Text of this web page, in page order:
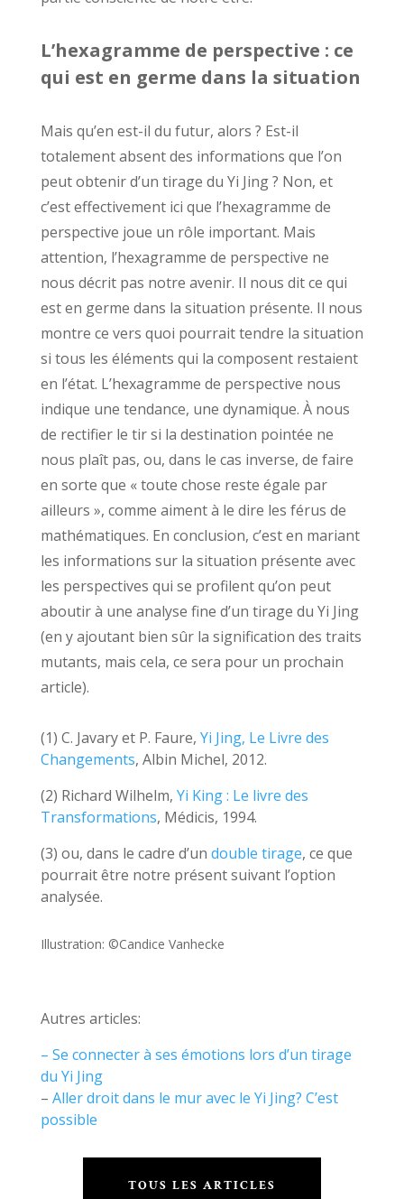
L’hexagramme de perspective : ce
qui est en germe dans la situation
Mais qu’en est-il du futur, alors ? Est-il
totalement absent des informations que l’on
peut obtenir d’un tirage du Yi Jing ? Non, et
c’est effectivement ici que l’hexagramme de
perspective joue un rôle important. Mais
attention, l’hexagramme de perspective ne
nous décrit pas notre avenir. Il nous dit ce qui
est en germe dans la situation présente. Il nous
montre ce vers quoi pourrait tendre la situation
si tous les éléments qui la composent restaient
en l’état. L’hexagramme de perspective nous
indique une tendance, une dynamique. À nous
de rectifier le tir si la destination pointée ne
nous plaît pas, ou, dans le cas inverse, de faire
en sorte que « toute chose reste égale par
ailleurs », comme aiment à le dire les férus de
mathématiques. En conclusion, c’est en mariant
les informations sur la situation présente avec
les perspectives qui se profilent qu’on peut
aboutir à une analyse fine d’un tirage du Yi Jing
(en y ajoutant bien sûr la signification des traits
mutants, mais cela, ce sera pour un prochain
article).
(1) C. Javary et P. Faure, Yi Jing, Le Livre des
Changements, Albin Michel, 2012.
(2) Richard Wilhelm, Yi King : Le livre des
Transformations, Médicis, 1994.
(3) ou, dans le cadre d’un double tirage, ce que
pourrait être notre présent suivant l’option
analysée.
Illustration: ©Candice Vanhecke
Autres articles:
– Se connecter à ses émotions lors d’un tirage
du Yi Jing
– Aller droit dans le mur avec le Yi Jing? C’est
possible
TOUS LES ARTICLES